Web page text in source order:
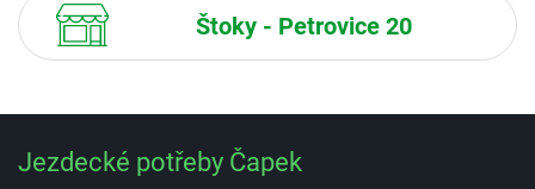
Štoky - Petrovice 20
Jezdecké potřeby Čapek